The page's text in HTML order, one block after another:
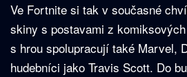
Ve Fortnite si tak v současné
skiny s postavami z
s hrou spolupracují také Marvel,
hudebníci jako Travis Scott. Do